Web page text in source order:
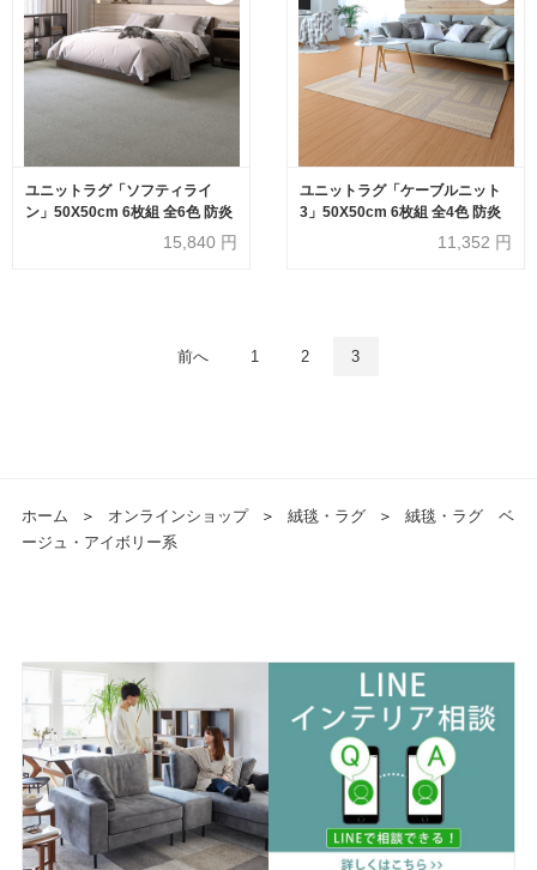
ユニットラグ「ソフティライ
ン」50X50cm 6枚組 全6色 防炎
15,840 円
ユニットラグ「ケーブルニット
3」50X50cm 6枚組 全4色 防炎
11,352 円
前へ 1 2 3
ホーム ＞ オンラインショップ ＞ 絨毯・ラグ ＞
絨毯・ラグ ベ
ージュ・アイボリー系